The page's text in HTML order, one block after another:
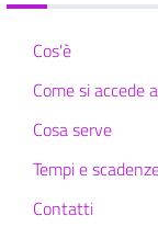
Cos'è
Come si accede
Cosa serve
Tempi e
Contatti